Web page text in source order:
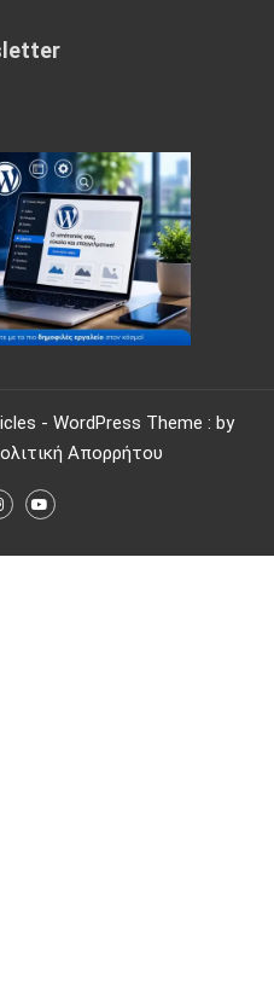
- WordPress Theme : by
Απορρήτου